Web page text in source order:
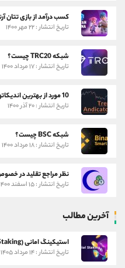
کسب درآمد از بازی تتان
تاریخ انتشار : ۲۲ مهر ۱۴۰۰
شبکه TRC20 چیست؟
تاریخ انتشار : ۱۷ مرداد ۱۴۰۰
10 مورد از بهترین اندیکاتورهای تشخیص روند
تاریخ انتشار : ۲۰ آذر ۱۴۰۰
شبکه BSC چیست؟
تاریخ انتشار : ۱۸ مرداد ۱۴۰۰
نظر مراجع تقلید در
تاریخ انتشار : ۱۵ اسفند ۱۴۰۰
آخرین مطالب
استیکینگ امانی (Custodial Staking)
تاریخ انتشار : ۱۴ مرداد ۱۴۰۵